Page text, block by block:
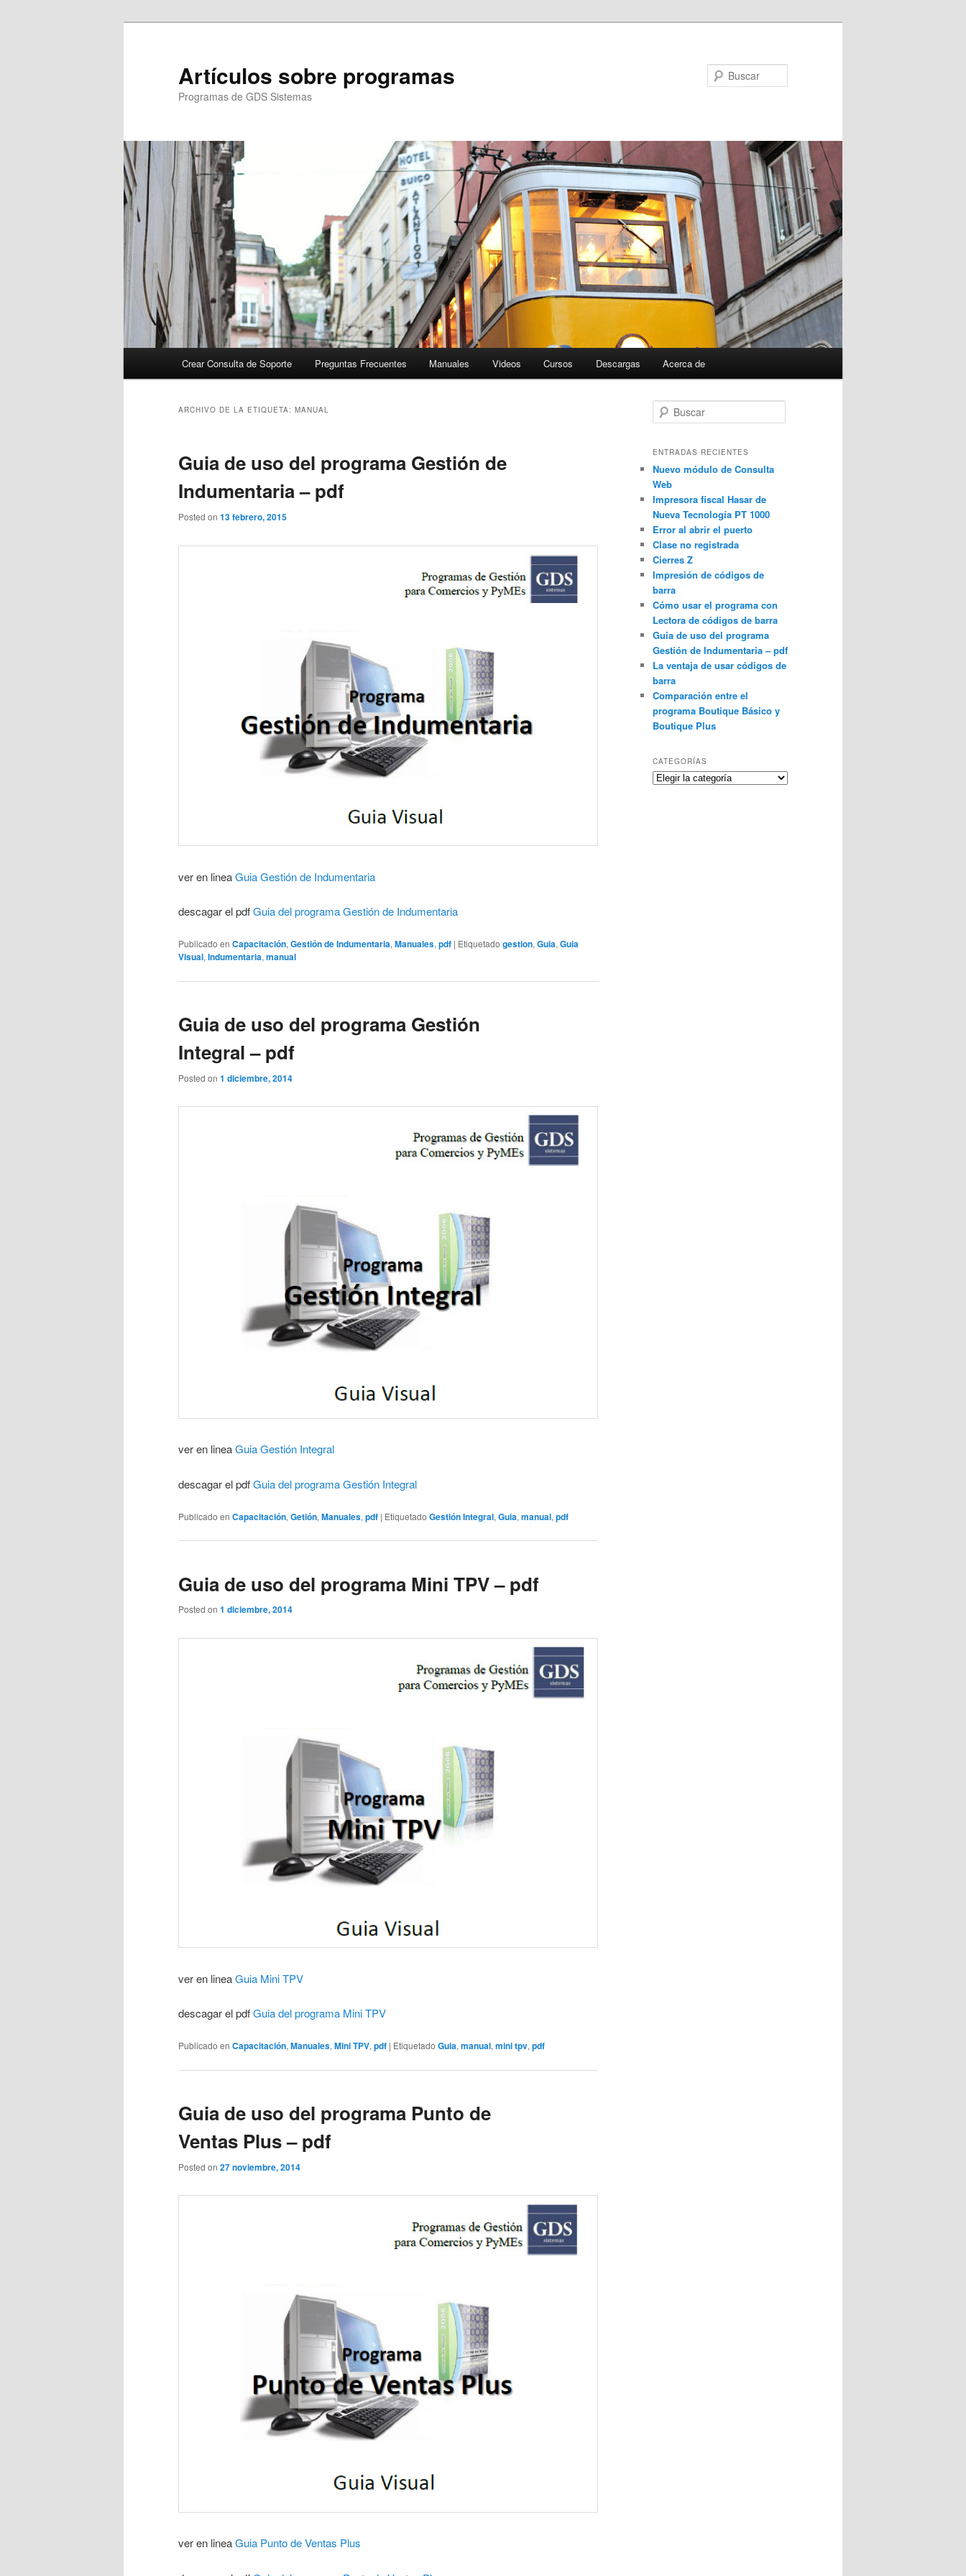
Artículos sobre programas
Programas de GDS Sistemas
Crear Consulta de Soporte Preguntas Frecuentes Manuales Videos Cursos Descargas Acerca de
ARCHIVO DE LA ETIQUETA: MANUAL
Guia de uso del programa Gestión de
Indumentaria – pdf
Posted on 13 febrero, 2015
ver en lineaGuia Gestión de Indumentaria
descagar el pdfGuia del programa Gestión de Indumentaria
Publicado en Capacitación, Gestión de Indumentaria, Manuales, pdf | Etiquetado gestion, Guia, Guia
Visual, Indumentaria, manual
Guia de uso del programa Gestión
Integral – pdf
Posted on 1 diciembre, 2014
ver en lineaGuia Gestión Integral
descagar el pdfGuia del programa Gestión Integral
Publicado en Capacitación, Getión, Manuales, pdf | Etiquetado Gestión Integral, Guia, manual, pdf
Guia de uso del programa Mini TPV – pdf
Posted on 1 diciembre, 2014
ver en lineaGuia Mini TPV
descagar el pdfGuia del programa Mini TPV
Publicado en Capacitación, Manuales, Mini TPV, pdf | Etiquetado Guia, manual, mini tpv, pdf
Guia de uso del programa Punto de
Ventas Plus – pdf
Posted on 27 noviembre, 2014
ver en lineaGuia Punto de Ventas Plus
u
c
r
ENTRADAS RECIENTES
Nuevo módulo de Consulta
Web
Impresora fiscal Hasar de
Nueva Tecnología PT 1000
Error al abrir el puerto
Clase no registrada
Cierres Z
Impresión de códigos de
barra
Cómo usar el programa con
Lectora de códigos de barra
Guia de uso del programa
Gestión de Indumentaria – pdf
La ventaja de usar códigos de
barra
Comparación entre el
programa Boutique Básico y
Boutique Plus
CATEGORÍAS
Categorías